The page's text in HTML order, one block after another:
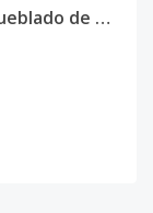
Juan Dolio : Venta apartamento amueblado de 2 Habs, US$215,000